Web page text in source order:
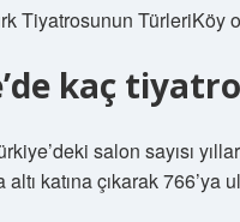
Tiyatrosunun TürleriKöy
kaç
salon sayısı
altı katına çıkarak 766’ya